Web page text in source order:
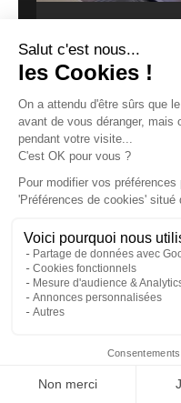
de belles finitions
18/07/2026
moins de 100 000 €